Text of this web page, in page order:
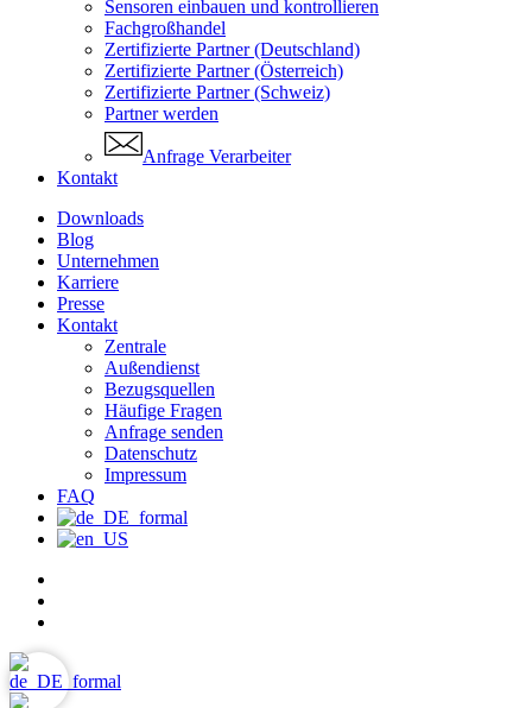
Sensoren einbauen und kontrollieren
Fachgroßhandel
Zertifizierte Partner (Deutschland)
Zertifizierte Partner (Österreich)
Zertifizierte Partner (Schweiz)
Partner werden
Anfrage Verarbeiter
Kontakt
Downloads
Blog
Unternehmen
Karriere
Presse
Kontakt
Zentrale
Außendienst
Bezugsquellen
Häufige Fragen
Anfrage senden
Datenschutz
Impressum
FAQ